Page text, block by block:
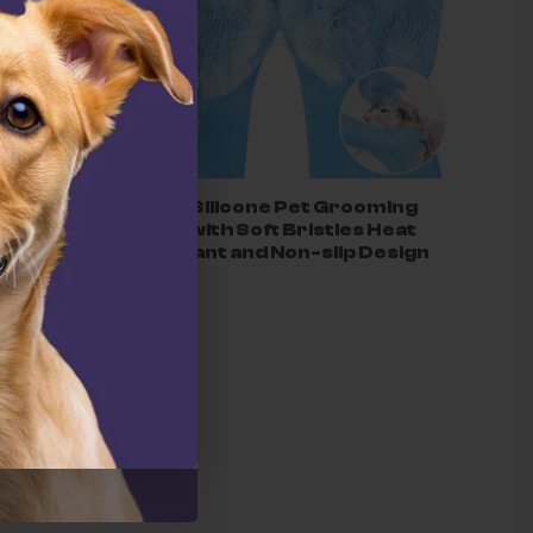
–
2-in-1 Silicone Pet Grooming
Glove with Soft Bristles Heat
Resistant and Non-slip Design